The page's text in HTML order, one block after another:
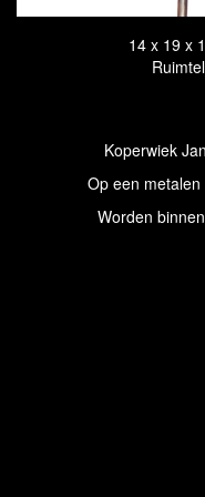
14 x 19 x
Koperwiek
Op een
Worden